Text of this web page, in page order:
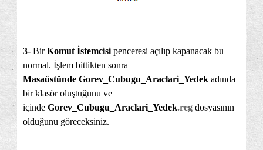
3- BirKomut İstemcisi penceresi açılıp kapanacak bu
normal. İşlem bittikten sonra
Masaüstünde Gorev_Cubugu_Araclari_Yedek adında
bir klasör oluştuğunu ve
içinde Gorev_Cubugu_Araclari_Yedek.reg dosyasının
olduğunu göreceksiniz.